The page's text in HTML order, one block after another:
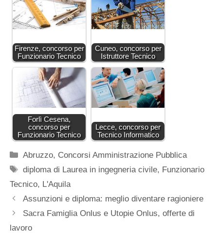
Firenze, concorso per
Funzionario Tecnico
Cuneo, concorso per
Istruttore Tecnico
Forlì Cesena,
concorso per
Funzionario Tecnico
Lecce, concorso per
Tecnico Informatico
Categorie
Abruzzo, Concorsi Amministrazione Pubblica
Tag
diploma di Laurea in ingegneria civile, Funzionario
Tecnico, L'Aquila
Assunzioni e diploma: meglio diventare ragioniere
Sacra Famiglia Onlus e Utopie Onlus, offerte di
lavoro